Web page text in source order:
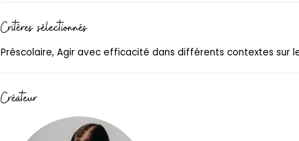
Critères sélectionnés
Préscolaire, Agir avec efficacité dans différents contextes sur
Créateur